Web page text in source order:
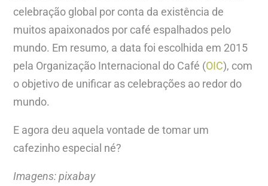
celebração global por conta da existência de
muitos apaixonados por café espalhados pelo
mundo. Em resumo, a data foi escolhida em 2015
pela Organização Internacional do Café (OIC), com
o objetivo de unificar as celebrações ao redor do
mundo.
E agora deu aquela vontade de tomar um
cafezinho especial né?
Imagens: pixabay